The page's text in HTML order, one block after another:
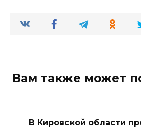
Вам также может
В Кировской области